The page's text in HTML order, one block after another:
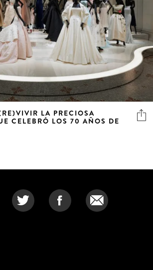
LA PRECIOSA
CELEBRÓ LOS 70 AÑOS DE